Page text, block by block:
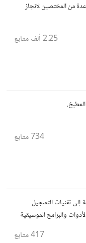
من المختصين لانجاز
2.25 ألف متابع
734متابع
إلى تقنيات التسجيل
والبرامج الموسيقية
417متابع